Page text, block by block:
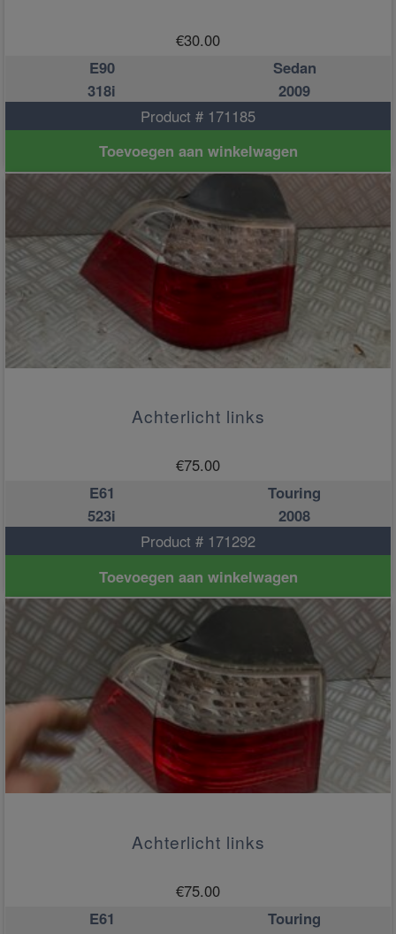
€30.00
E90
Sedan
318i
2009
Product # 171185
Toevoegen aan winkelwagen
Achterlicht links
€75.00
E61
Touring
523i
2008
Product # 171292
Toevoegen aan winkelwagen
Achterlicht links
€75.00
E61
Touring